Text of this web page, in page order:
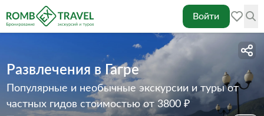
Войти
Развлечения в Гагре
Популярные и необычные экскурсии и туры от
частных гидов стоимостью от 3800 ₽